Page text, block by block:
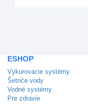
ESHOP
Vykurovacie systémy
Šetriče vody
Vodné systémy
Pre zdravie